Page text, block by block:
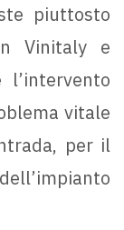
piuttosto
Vinitaly e
vitale
per il